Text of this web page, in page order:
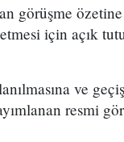
görüşme
için açık
ve
resmi